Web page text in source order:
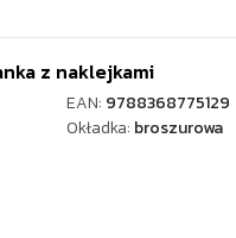
z naklejkami
EAN: 9788368775129
Okładka: broszurowa